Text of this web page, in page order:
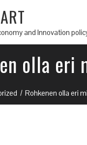
and Innovation
olla eri
Rohkenen olla eri